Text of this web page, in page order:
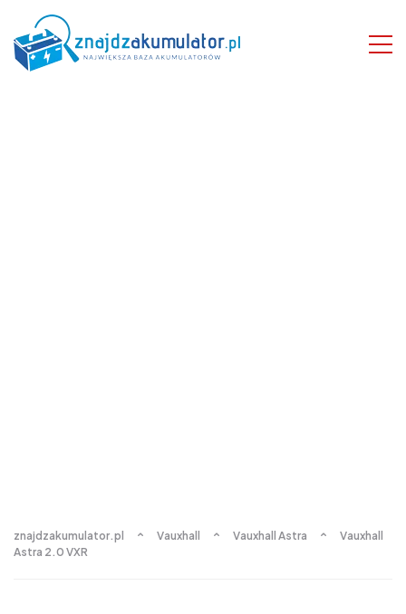
znajdzakumulator.pl Vauxhall Vauxhall Astra
Vauxhall
Astra 2.0 VXR